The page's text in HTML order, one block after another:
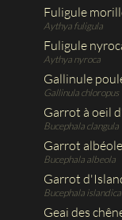
Fuligule
Aythya fuligula
Fuligule
Aythya nyroca
Gallinule
Gallinula chloropus
Garrot à oeil
Bucephala clangula
Garrot albéole
Bucephala albeola
Garrot
Bucephala islandica
Geai des